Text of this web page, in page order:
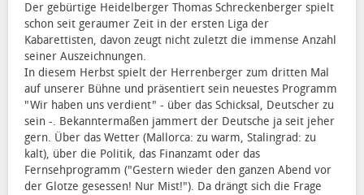
Der gebürtige Heidelberger Thomas Schreckenberger spielt
schon seit geraumer Zeit in der ersten Liga der
Kabarettisten, davon zeugt nicht zuletzt die immense Anzahl
seiner Auszeichnungen.
In diesem Herbst spielt der Herrenberger zum dritten Mal
auf unserer Bühne und präsentiert sein neuestes Programm
"Wir haben uns verdient" - über das Schicksal, Deutscher zu
sein -. Bekanntermaßen jammert der Deutsche ja seit jeher
gern. Über das Wetter (Mallorca: zu warm, Stalingrad: zu
kalt), über die Politik, das Finanzamt oder das
Fernsehprogramm ("Gestern wieder den ganzen Abend vor
der Glotze gesessen! Nur Mist!"). Da drängt sich die Frage